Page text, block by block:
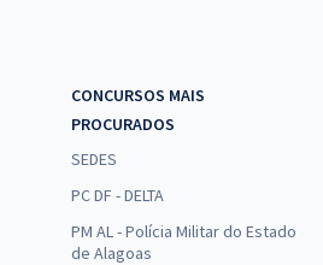
CONCURSOS MAIS
PROCURADOS
SEDES
PC DF - DELTA
PM AL - Polícia Militar do Estado
de Alagoas